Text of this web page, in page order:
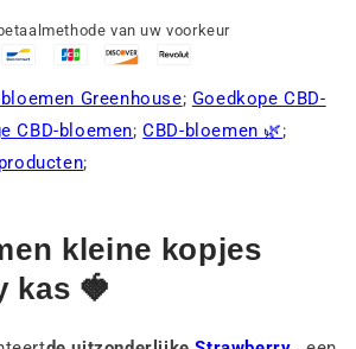
van uw voorkeur
Greenhouse; Goedkope CBD-
CBD-bloemen;CBD-bloemen 🌿;
;
kleine kopjes
kas 🍓